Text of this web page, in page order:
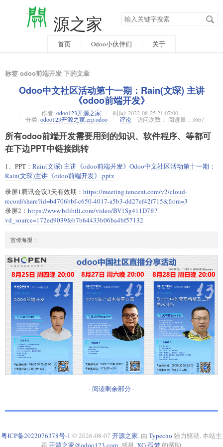
源之家 搜
索
字
首页 Odoo小伙伴们 关于
标签 odoo前端开发 下的文章
Odoo中文社区活动第十一期：Rain(文琛) 主讲
《odoo前端开发》
作者: odoo123开源之家 时间: 2022-08-25 21:07:00
分类: odoo123开源之家 erpodoo 评论 访问次数： 阅读量：3667
所有odoo前端开发需要用到的知识、软件程序、等都可
在下边PPT中链接跳转
1、PPT： Rain(文琛) 主讲《odoo前端开发》Odoo中文社区活动第十一期：
Rain(文琛)主讲《odoo前端开发》.pptx
录屏1腾讯会议3天有效期： https://meeting.tencent.com/v2/cloud-
record/share?id=b4706bbf-c650-4017-a5b3-dd27ef42f715&from=3
录屏2： https://www.bilibili.com/video/BV1Sg411D7ff?
vd_source=172ed9039feb7b64433b06ba4bf57132
- 阅读剩余部分 -
粤ICP备2022076378号-1 © 2026-08-07 开源之家. 由 Typecho 强力驱动. 本站主
题 开源之家@odoo123.com.感谢. XG.孤梦的帮助.